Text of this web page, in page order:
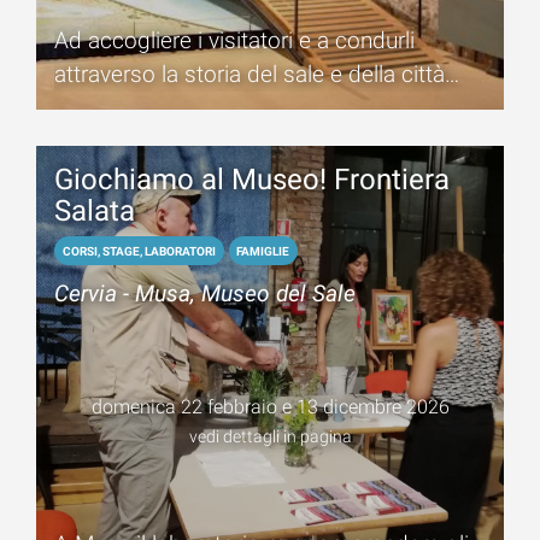
Ad accogliere i visitatori e a condurli
attraverso la storia del sale e della città
saranno i salinari del gruppo culturale
Civiltà Salinara
Giochiamo al Museo! Frontiera
Salata
CORSI, STAGE, LABORATORI FAMIGLIE
Cervia - Musa, Museo del Sale
domenica 22 febbraio e 13 dicembre 2026
vedi dettagli in pagina